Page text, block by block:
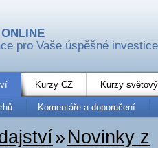
pro Vaše úspěšné investice
Kurzy CZ Kurzy
Komentáře a doporučení
» Novinky z